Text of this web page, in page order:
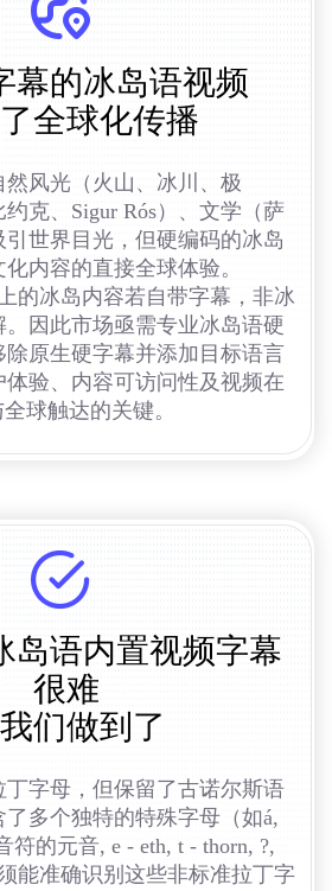
幕的冰岛语视频
全球化传播
风光（火山、冰川、极
克、Sigur Rós）、文学（萨
世界目光，但硬编码的冰岛
内容的直接全球体验。
的冰岛内容若自带字幕，非冰
因此市场亟需专业冰岛语硬
原生硬字幕并添加目标语言
验、内容可访问性及视频在
球触达的关键。
岛语内置视频字幕
很难
们做到了
丁字母，但保留了古诺尔斯语
多个独特的特殊字母（如á,
符的元音, e - eth, t - thorn, ?,
能准确识别这些非标准拉丁字